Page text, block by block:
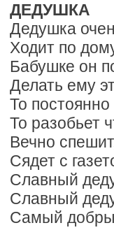
ДЕДУШКА
Дедушка
Ходит по
Бабушке он
Делать ему
То постоянно
То разобьет
Вечно
Сядет с
Славный
Славный
Самый